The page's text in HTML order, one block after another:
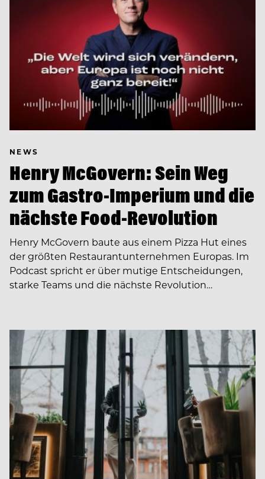
NEWS
Henry McGovern: Sein Weg
zum Gastro-Imperium und die
nächste Food-Revolution
Henry McGovern baute aus einem Pizza Hut eines
der größten Restaurantunternehmen Europas. Im
Podcast spricht er über mutige Entscheidungen,
starke Teams und die nächste Revolution…